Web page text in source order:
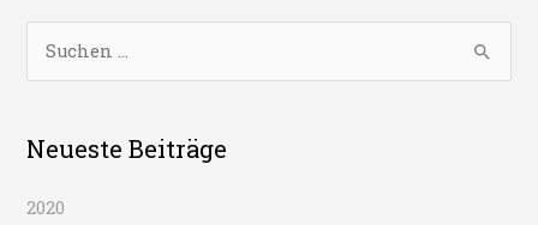
Germanischen
Museum
Nürnberg
h
n
Neueste Beiträge
2020